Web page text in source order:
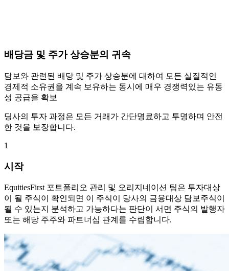
배당금 및 주가 상승분의 귀속
담보와 관련된 배당 및 주가 상승분에 대하여 모든 실질적인
경제적 소유권을 계속 보유하는 동시에 매우 경쟁력있는 유동
성 공급을 확보
딩사의 투자 과정은 모든 거래가 간단명료하고 투명하며 안전
한 것을 보장합니다.
1
시작
EquitiesFirst 포트폴리오 관리 및 오리지네이션 팀은 투자대상
이 될 주식이 확인되면 이 주식이 당사의 금융대상 담보주식이
될 수 있는지 분석하고 가능하다는 판단이 서면 주식의 발행자
또는 해당 주주와 파트너십 관계를 수립합니다.